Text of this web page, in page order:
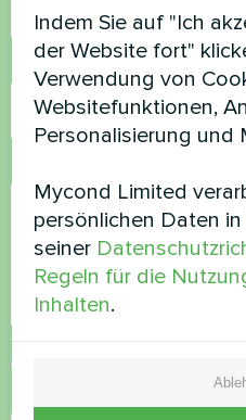
E-Mail
Indem Sie auf "Ich
der Website fort"
Verwendung von
Websitefunktionen,
Personalisierung und
Mycond Limited
persönlichen Daten
seiner
Regeln für die
Inhalten.